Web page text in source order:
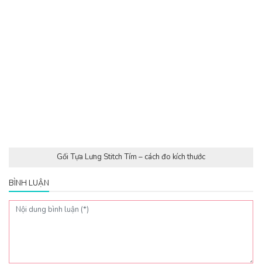
Gối Tựa Lưng Stitch Tím – cách đo kích thước
BÌNH LUẬN